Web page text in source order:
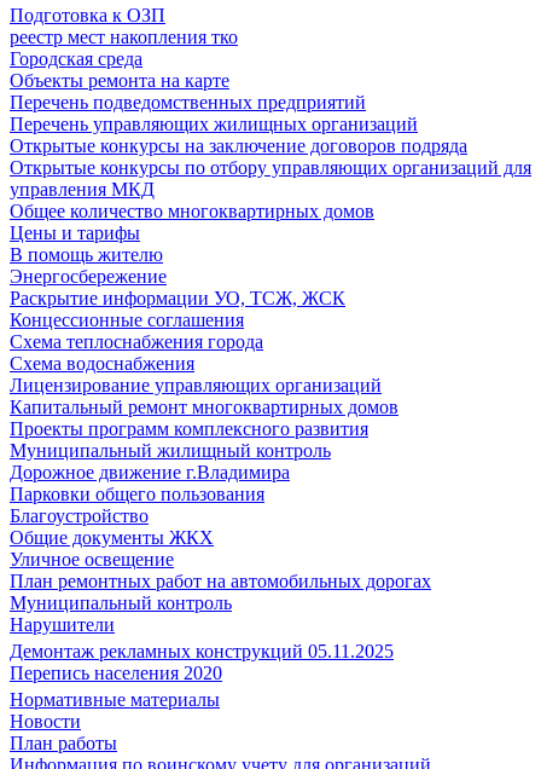
Подготовка к ОЗП
реестр мест накопления тко
Городская среда
Объекты ремонта на карте
Перечень подведомственных предприятий
Перечень управляющих жилищных организаций
Открытые конкурсы на заключение договоров подряда
Открытые конкурсы по отбору управляющих организаций для
управления МКД
Общее количество многоквартирных домов
Цены и тарифы
В помощь жителю
Энергосбережение
Раскрытие информации УО, ТСЖ, ЖСК
Концессионные соглашения
Схема теплоснабжения города
Схема водоснабжения
Лицензирование управляющих организаций
Капитальный ремонт многоквартирных домов
Проекты программ комплексного развития
Муниципальный жилищный контроль
Дорожное движение г.Владимира
Парковки общего пользования
Благоустройство
Общие документы ЖКХ
Уличное освещение
План ремонтных работ на автомобильных дорогах
Муниципальный контроль
Нарушители
Демонтаж рекламных конструкций 05.11.2025
Перепись населения 2020
Нормативные материалы
Новости
План работы
Информация по воинскому учету для организаций